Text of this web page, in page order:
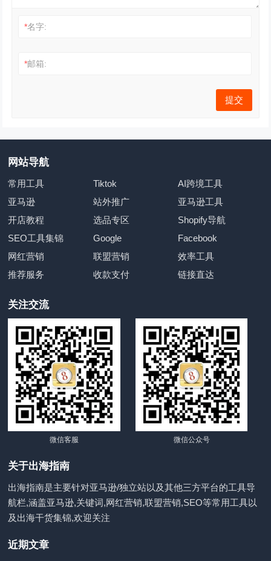
*名字:
*邮箱:
网站导航
常用工具 Tiktok
AI跨境工具
亚马逊
站外推广
亚马逊工具
开店教程
选品专区
Shopify导航
SEO工具集锦
Google
Facebook
网红营销
联盟营销
效率工具
推荐服务
收款支付 链接直达
关注交流
微信客服 微信公众号
关于出海指南
出海指南是主要针对亚马逊/独立站以及其他三方平台的工具导
航栏,涵盖亚马逊,关键词,网红营销,联盟营销,SEO等常用工具以
及出海干货集锦,欢迎关注
近期文章